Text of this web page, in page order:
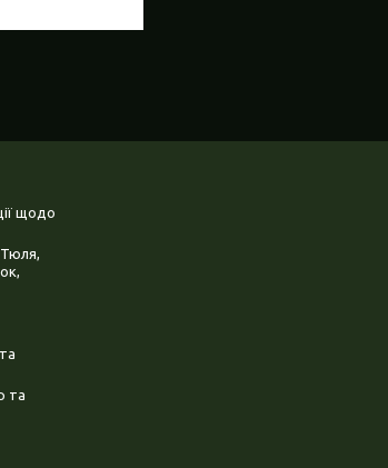
щодо
та